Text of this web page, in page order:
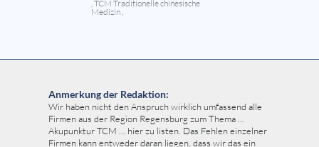
, TCM Traditionelle chinesische
Medizin ,
Anmerkung der Redaktion:
Wir haben nicht den Anspruch wirklich umfassend alle
Firmen aus der Region Regensburg zum Thema ...
Akupunktur TCM ... hier zu listen. Das Fehlen einzelner
Firmen kann entweder daran liegen, dass wir das ein